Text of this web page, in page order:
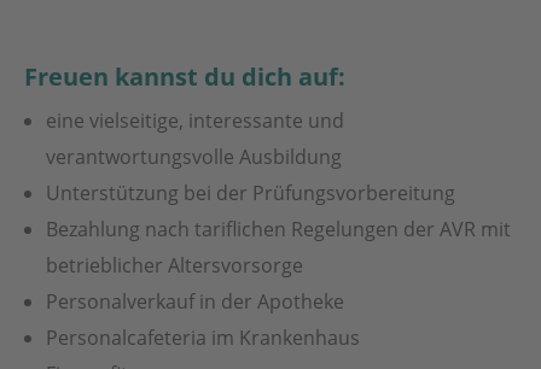
Freuen kannst du dich auf:
eine vielseitige, interessante und
verantwortungsvolle Ausbildung
Unterstützung bei der Prüfungsvorbereitung
Bezahlung nach tariflichen Regelungen der AVR mit
betrieblicher Altersvorsorge
Personalverkauf in der Apotheke
Personalcafeteria im Krankenhaus